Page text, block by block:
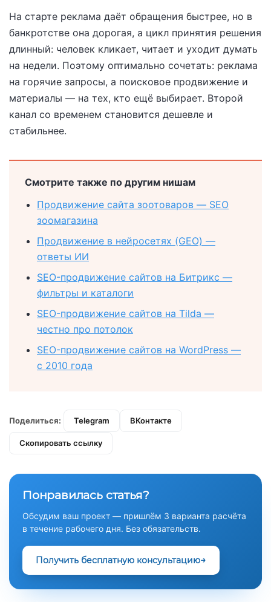
На старте реклама даёт обращения быстрее, но в
банкротстве она дорогая, а цикл принятия решения
длинный: человек кликает, читает и уходит думать
на недели. Поэтому оптимально сочетать: реклама
на горячие запросы, а поисковое продвижение и
материалы — на тех, кто ещё выбирает. Второй
канал со временем становится дешевле и
стабильнее.
Смотрите также по другим нишам
Продвижение сайта зоотоваров — SEO
зоомагазина
Продвижение в нейросетях (GEO) —
ответы ИИ
SEO-продвижение сайтов на Битрикс —
фильтры и каталоги
SEO-продвижение сайтов на Tilda —
честно про потолок
SEO-продвижение сайтов на WordPress —
с 2010 года
Поделиться: Telegram ВКонтакте
Скопировать ссылку
Понравилась статья?
Обсудим ваш проект — пришлём 3 варианта расчёта
в течение рабочего дня. Без обязательств.
Получить бесплатную консультацию